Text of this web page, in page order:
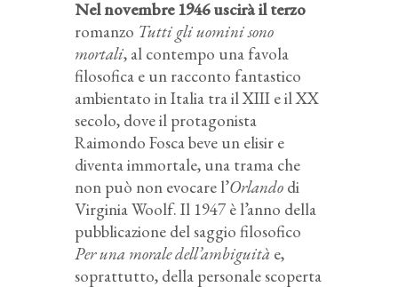
Nel novembre 1946 uscirà il terzo
romanzo Tutti gli uomini sono
mortali, al contempo una favola
filosofica e un racconto fantastico
ambientato in Italia tra il XIII e il XX
secolo, dove il protagonista
Raimondo Fosca beve un elisir e
diventa immortale, una trama che
non può non evocare l’Orlando di
Virginia Woolf. Il 1947 è l’anno della
pubblicazione del saggio filosofico
Per una morale dell’ambiguità e,
soprattutto, della personale scoperta